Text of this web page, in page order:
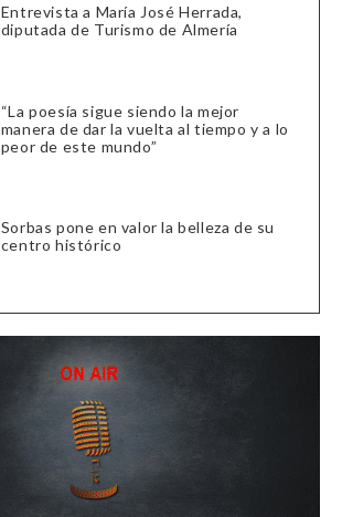
Entrevista a María José Herrada,
diputada de Turismo de Almería
“La poesía sigue siendo la mejor
manera de dar la vuelta al tiempo y a lo
peor de este mundo”
Sorbas pone en valor la belleza de su
centro histórico